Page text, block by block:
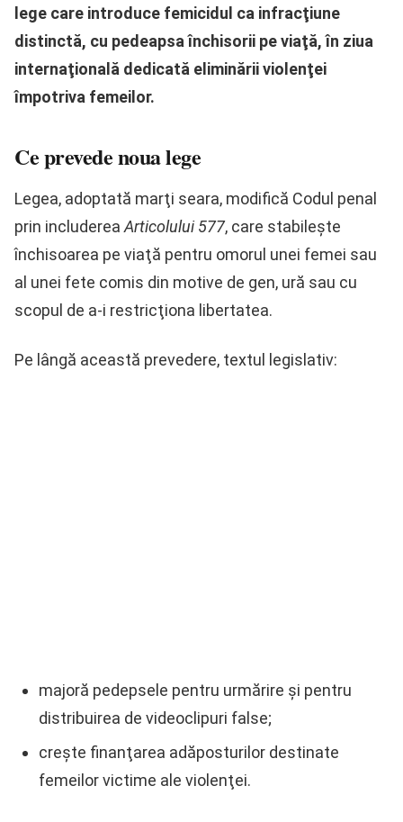
lege care introduce femicidul ca infracţiune
distinctă, cu pedeapsa închisorii pe viaţă, în ziua
internaţională dedicată eliminării violenţei
împotriva femeilor.
Ce prevede noua lege
Legea, adoptată marţi seara, modifică Codul penal
prin includereaArticolului 577, care stabileşte
închisoarea pe viaţă pentru omorul unei femei sau
al unei fete comis din motive de gen, ură sau cu
scopul de a-i restricţiona libertatea.
Pe lângă această prevedere, textul legislativ:
majoră pedepsele pentru urmărire şi pentru
distribuirea de videoclipuri false;
creşte finanţarea adăposturilor destinate
femeilor victime ale violenţei.